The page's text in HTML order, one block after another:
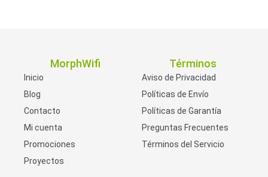
MorphWifi
Inicio
Blog
Contacto
Mi cuenta
Promociones
Proyectos
Términos
Aviso de Privacidad
Políticas de Envío
Políticas de Garantía
Preguntas Frecuentes
Términos del Servicio